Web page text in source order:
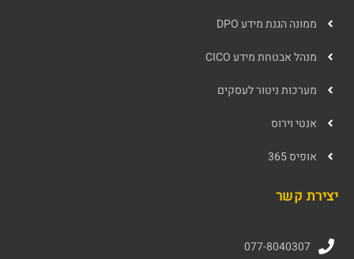
ממונה הגנת מידע DPO
מנהל אבטחת מידע CICO
מערכות ניטור לעסקים
אנטי וירוס
אופיס 365
יצירת קשר
077-8040307